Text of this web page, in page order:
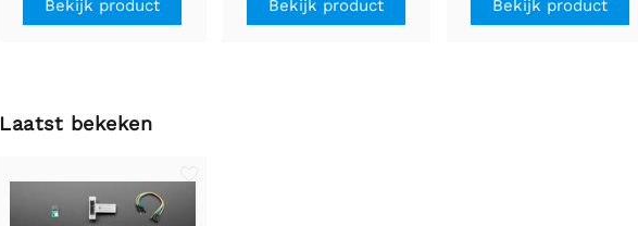
Bekijk product Bekijk product Bekijk product
Laatst bekeken